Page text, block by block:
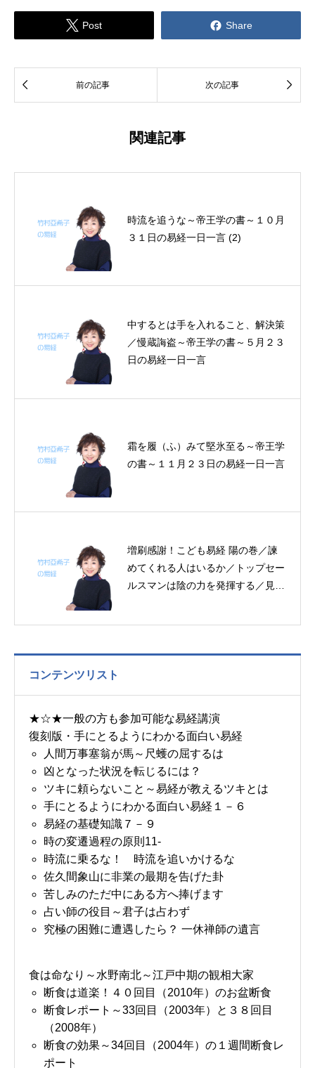
 Post  Share
 前の記事 次の記事 
関連記事
時流を追うな～帝王学の書～１０月
３１日の易経一日一言 (2)
中するとは手を入れること、解決策
／慢蔵誨盗～帝王学の書～５月２３
日の易経一日一言
霜を履（ふ）みて堅氷至る～帝王学
の書～１１月２３日の易経一日一言
増刷感謝！こども易経 陽の巻／諫
めてくれる人はいるか／トップセー
ルスマンは陰の力を発揮する／見え
コンテンツリスト
★☆★一般の方も参加可能な易経講演
復刻版・手にとるようにわかる面白い易経
人間万事塞翁が馬～尺蠖の屈するは
凶となった状況を転じるには？
ツキに頼らないこと～易経が教えるツキとは
手にとるようにわかる面白い易経１－６
易経の基礎知識７－９
時の変遷過程の原則11-
時流に乗るな！ 時流を追いかけるな
佐久間象山に非業の最期を告げた卦
苦しみのただ中にある方へ捧げます
占い師の役目～君子は占わず
究極の困難に遭遇したら？ 一休禅師の遺言
食は命なり～水野南北～江戸中期の観相大家
断食は道楽！４０回目（2010年）のお盆断食
断食レポート～33回目（2003年）と３８回目
（2008年）
断食の効果～34回目（2004年）の１週間断食レ
ポート